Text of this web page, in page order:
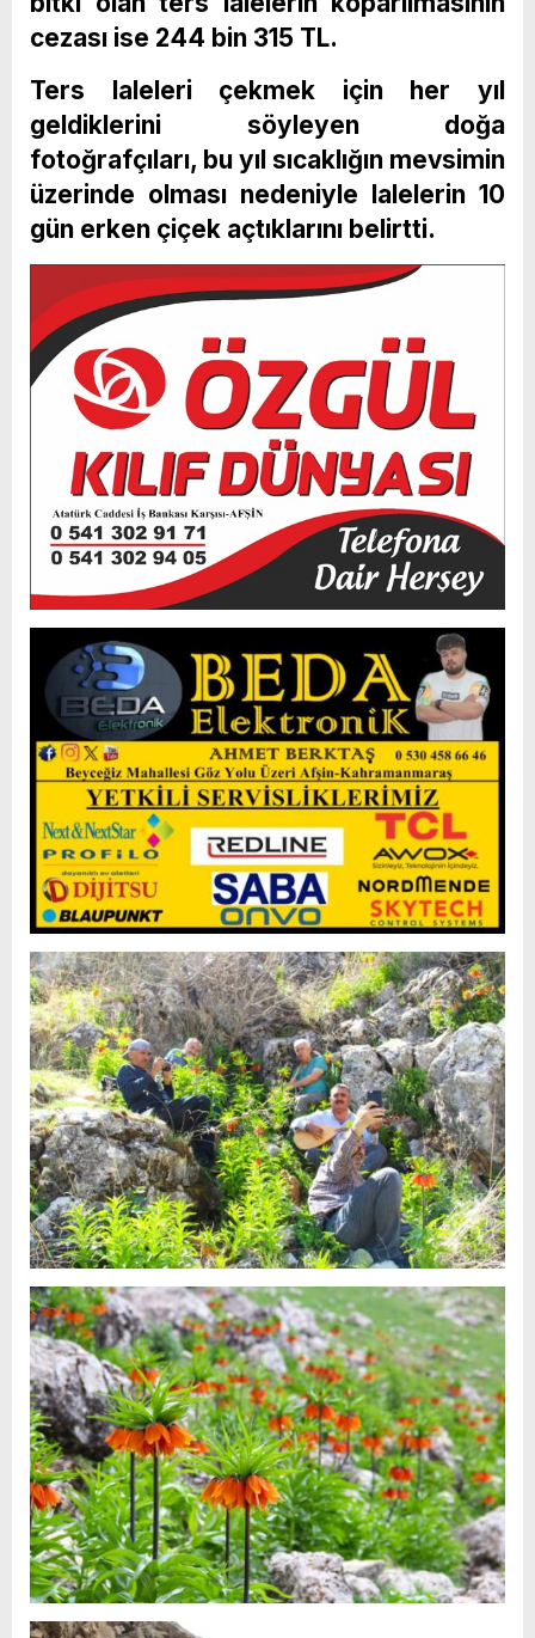
cezası ise 244 bin 315 TL.
Ters laleleri çekmek için her yıl
geldiklerini söyleyen doğa
fotoğrafçıları, bu yıl sıcaklığın mevsimin
üzerinde olması nedeniyle lalelerin 10
gün erken çiçek açtıklarını belirtti.